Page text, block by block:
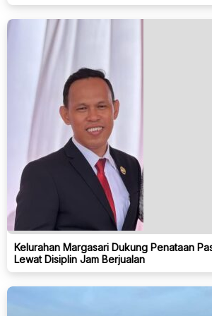
Kelurahan Margasari Dukung Penataan
Lewat Disiplin Jam Berjualan